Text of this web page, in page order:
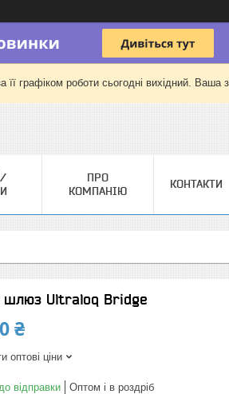
графіком роботи сьогодні вихідний.
ПРО
КОМПАНІЮ
КОНТАКТИ
шлюз Ultraloq Bridge
₴
оптові ціни
відправки Оптом і в роздріб